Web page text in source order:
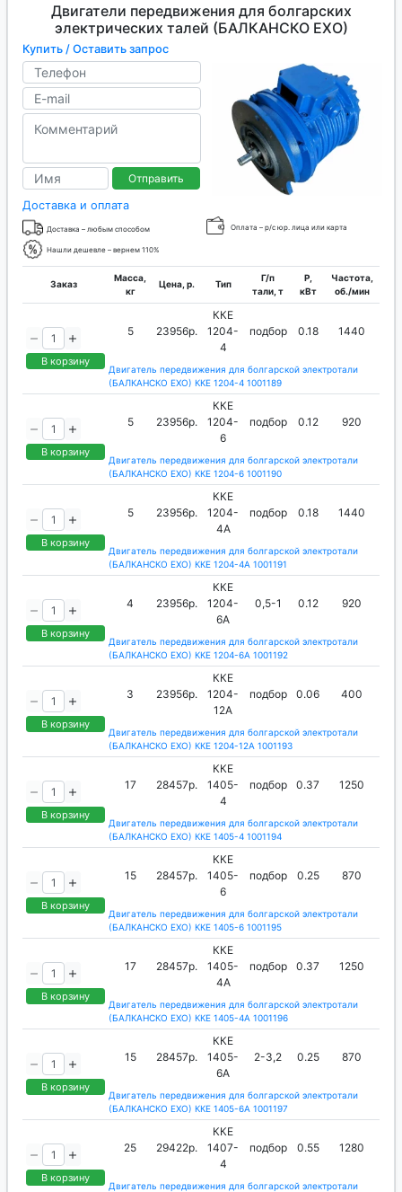
Двигатели передвижения для болгарских
электрических талей (БАЛКАНСКО ЕХО)
Купить / Оставить запрос
Отправить
Доставка и оплата
Доставка – любым способом Оплата – р/с юр. лица или карта
Нашли дешевле – вернем 110%
Заказ
Масса,
кг
Цена, р. Тип
Г/п
тали, т
P,
кВт
Частота,
об./мин
В корзину
5 23956р.
ККЕ
1204-
4
подбор 0.18 1440
Двигатель передвижения для болгарской электротали
(БАЛКАНСКО ЕХО) ККЕ 1204-4 1001189
В корзину
5 23956р.
ККЕ
1204-
6
подбор 0.12 920
Двигатель передвижения для болгарской электротали
(БАЛКАНСКО ЕХО) ККЕ 1204-6 1001190
В корзину
5 23956р.
ККЕ
1204-
4А
подбор 0.18 1440
Двигатель передвижения для болгарской электротали
(БАЛКАНСКО ЕХО) ККЕ 1204-4А 1001191
В корзину
4 23956р.
ККЕ
1204-
6А
0,5-1 0.12 920
Двигатель передвижения для болгарской электротали
(БАЛКАНСКО ЕХО) ККЕ 1204-6А 1001192
В корзину
3 23956р.
ККЕ
1204-
12А
подбор 0.06 400
Двигатель передвижения для болгарской электротали
(БАЛКАНСКО ЕХО) ККЕ 1204-12А 1001193
В корзину
17 28457р.
ККЕ
1405-
4
подбор 0.37 1250
Двигатель передвижения для болгарской электротали
(БАЛКАНСКО ЕХО) ККЕ 1405-4 1001194
В корзину
15 28457р.
ККЕ
1405-
6
подбор 0.25 870
Двигатель передвижения для болгарской электротали
(БАЛКАНСКО ЕХО) ККЕ 1405-6 1001195
В корзину
17 28457р.
ККЕ
1405-
4А
подбор 0.37 1250
Двигатель передвижения для болгарской электротали
(БАЛКАНСКО ЕХО) ККЕ 1405-4А 1001196
В корзину
15 28457р.
ККЕ
1405-
6А
2-3,2 0.25 870
Двигатель передвижения для болгарской электротали
(БАЛКАНСКО ЕХО) ККЕ 1405-6А 1001197
В корзину
25 29422р.
ККЕ
1407-
4
подбор 0.55 1280
Двигатель передвижения для болгарской электротали